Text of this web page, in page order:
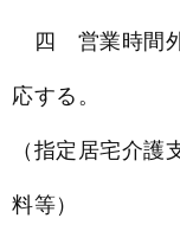
四 営業時間
応する。
（指定居宅介
料等）